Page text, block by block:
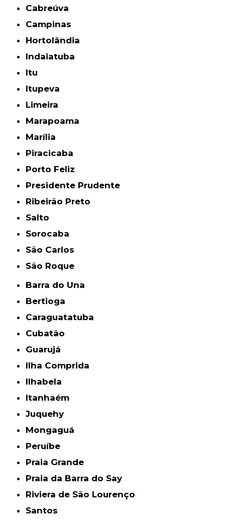
Cabreúva
Campinas
Hortolândia
Indaiatuba
Itu
Itupeva
Limeira
Marapoama
Marília
Piracicaba
Porto Feliz
Presidente Prudente
Ribeirão Preto
Salto
Sorocaba
São Carlos
São Roque
Barra do Una
Bertioga
Caraguatatuba
Cubatão
Guarujá
Ilha Comprida
Ilhabela
Itanhaém
Juquehy
Mongaguá
Peruíbe
Praia Grande
Praia da Barra do Say
Riviera de São Lourenço
Santos